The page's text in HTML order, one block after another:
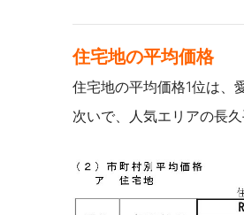
住宅地の平均価格
住宅地の平均価格1位は、
次いで、人気エリアの長